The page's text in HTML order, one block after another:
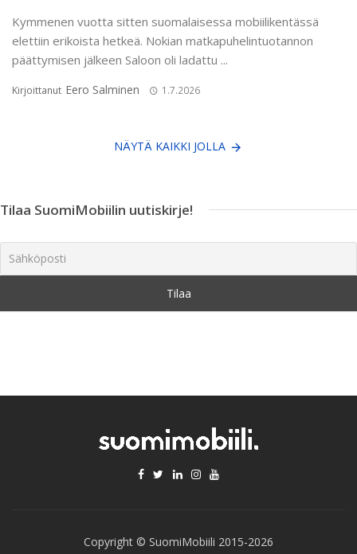
Kymmenen vuotta sitten suomalaisessa mobiilikentässä
elettiin erikoista hetkeä. Nokian matkapuhelintuotannon
päättymisen jälkeen Saloon oli ladattu ...
Kirjoittanut Eero Salminen 1.7.2026
NÄYTÄ KAIKKI JOLLA
Tilaa SuomiMobiilin uutiskirje!
Copyright © SuomiMobiili 2015-2026